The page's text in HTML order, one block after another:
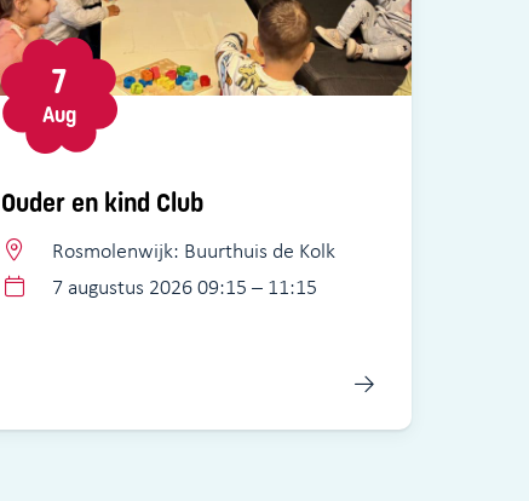
Ouder en kind Club
7
Aug
Rosmolenwijk: Buurthuis de Kolk
7 augustus 2026 09:15 – 11:15